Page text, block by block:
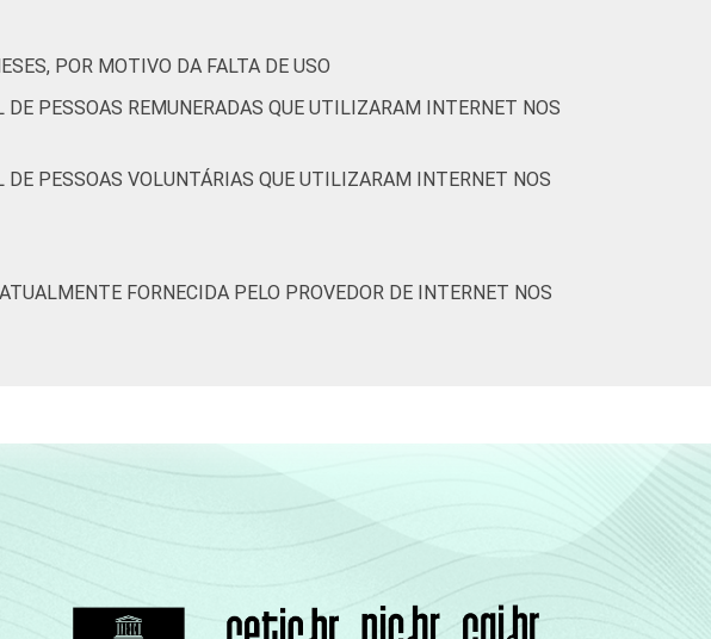
POR MOTIVO DA FALTA DE USO
PESSOAS REMUNERADAS QUE UTILIZARAM INTERNET NOS
PESSOAS VOLUNTÁRIAS QUE UTILIZARAM INTERNET NOS
FORNECIDA PELO PROVEDOR DE INTERNET NOS